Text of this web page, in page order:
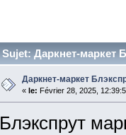
Sujet: Даркнет-маркет
Даркнет-маркет
« le: Février 28, 2025,
Блэкспрут